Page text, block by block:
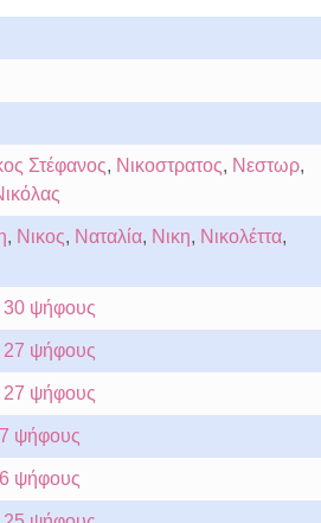
Στέφανος, Νικοστρατος, Νεστωρ,
, Νικος, Ναταλία, Νικη, Νικολέττα,
30 ψήφους
27 ψήφους
27 ψήφους
ψήφους
ψήφους